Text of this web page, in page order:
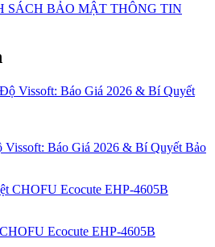
SÁCH BẢO MẬT THÔNG TIN
Báo Giá 2026 & Bí Quyết Bảo
Ecocute EHP-4605B